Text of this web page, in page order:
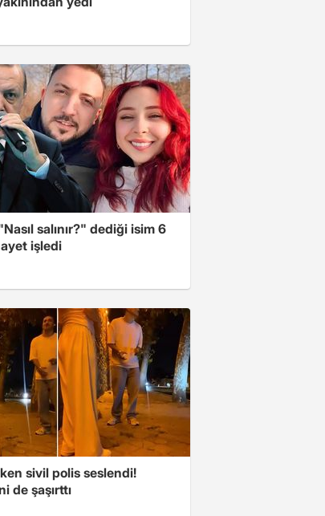
salınır?" dediği isim 6
işledi
sivil polis seslendi!
de şaşırttı